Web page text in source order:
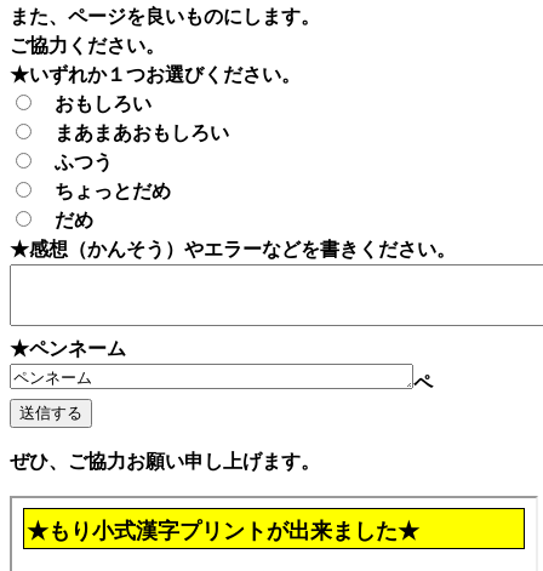
また、ページを良いものにします。
ご協力ください。
★いずれか１つお選びください。
おもしろい
まあまあおもしろい
ふつう
ちょっとだめ
だめ
★感想（かんそう）やエラーなどを書きください。
★ペンネーム
ペ
ぜひ、ご協力お願い申し上げます。